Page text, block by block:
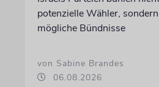
potenzielle Wähler,
mögliche Bündnisse
von Sabine Brandes
06.08.2026